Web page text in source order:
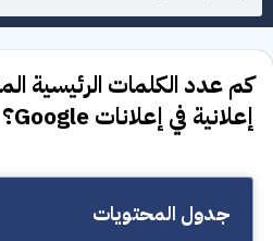
كم عدد الكلمات الرئيسية
إعلانية في إعلانات Google؟
جدول المحتويات